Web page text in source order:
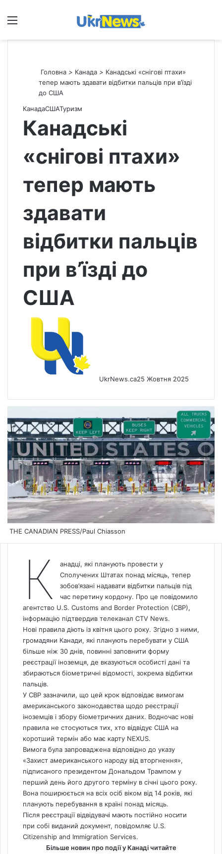
Меню
Головна > Канада > Канадські «снігові птахи»
тепер мають здавати відбитки пальців при в’їзді
до США
КанадаСШАТуризм
Канадські
«снігові птахи»
тепер мають
здавати
відбитки пальців
при в’їзді до
США
UkrNews.ca25 Жовтня 2025
THE CANADIAN PRESS/Paul Chiasson
К
анадці, які планують провести у
Сполучених Штатах понад місяць, тепер
зобов’язані надавати відбитки пальців під
час перетину кордону. Про це повідомило
агентство U.S. Customs and Border Protection (CBP),
інформацію підтвердив телеканал CTV News.
Нові правила діють із квітня цього року. Згідно з ними,
громадяни Канади, які планують перебувати у США
більше ніж 30 днів, повинні заповнити форму
реєстрації іноземця, де вказуються особисті дані та
збираються біометричні відомості, зокрема відбитки
пальців.
У CBP зазначили, що цей крок відповідає вимогам
американського законодавства щодо реєстрації
іноземців і збору біометричних даних. Водночас нові
правила не стосуються тих, хто відвідує США на
коротший термін або має карту NEXUS.
Вимога була запроваджена відповідно до указу
«Захист американського народу від вторгнення»,
підписаного президентом Дональдом Трампом у
перший день його другого терміну в січні цього року.
Вона поширюється на всіх осіб віком від 14 років, які
планують перебування в країні понад місяць.
Після реєстрації відвідувачі мають постійно носити
при собі виданий документ, повідомляє U.S.
Citizenship and Immigration Services.
Більше новин про події у Канаді читайте